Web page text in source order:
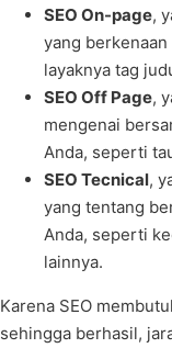
SEO On-page,
yang
layaknya tag
SEO Off Page,
mengenai
Anda, seperti
SEO Tecnical,
yang tentang
Anda, seperti
lainnya.
Karena SEO
sehingga berhasil,